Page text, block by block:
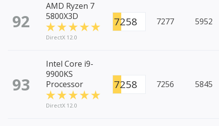
92
AMD Ryzen 7
5800X3D
DirectX 12.0
7258 7277 5952
93
Intel Core i9-
9900KS
Processor
DirectX 12.0
7258 7256 5845